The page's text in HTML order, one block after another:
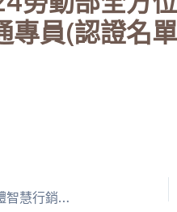
專員(認證名
113/10/24-2024勞動部全方位數位媒體智慧行銷人才培訓班-初階銷售策略分析師(認證名單)